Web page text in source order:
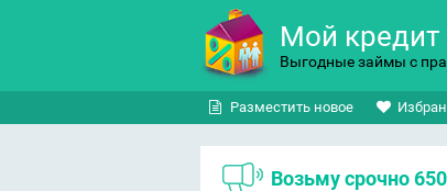
Мой кредит
Выгодные займы с
Разместить новое
Возьму срочно